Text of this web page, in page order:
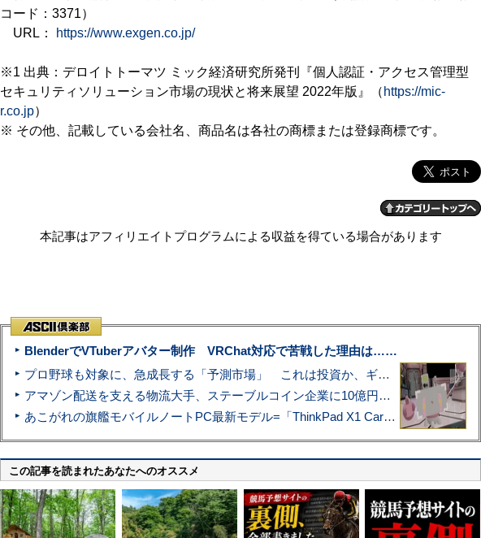
コード：3371）
URL：
https://www.exgen.co.jp/
※1 出典：デロイトトーマツ ミック経済研究所発刊『個人認証・アクセス管理型
セキュリティソリューション市場の現状と将来展望 2022年版』（ https://mic-
r.co.jp）
※ その他、記載している会社名、商品名は各社の商標または登録商標です。
本記事はアフィリエイトプログラムによる収益を得ている場合があります
BlenderでVTuberアバター制作 VRChat対応で苦戦した理由は……
プロ野球も対象に、急成長する「予測市場」 これは投資か、ギャンブルか
アマゾン配送を支える物流大手、ステーブルコイン企業に10億円投資のワケ
あこがれの旗艦モバイルノートPC最新モデル=「ThinkPad X1 Carbon Gen 14 Aura Edition」実機レビュー
この記事を読まれたあなたへのオススメ